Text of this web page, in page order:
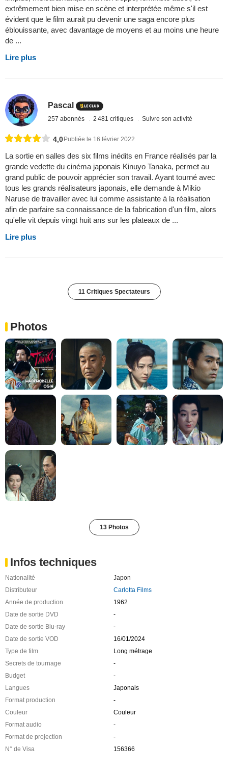
extrêmement bien mise en scène et interprétée même s'il est
évident que le film aurait pu devenir une saga encore plus
éblouissante, avec davantage de moyens et au moins une heure
de ...
Lire plus
Pascal
257 abonnés 2 481 critiques Suivre son activité
4,0 Publiée le 16 février 2022
La sortie en salles des six films inédits en France réalisés par la
grande vedette du cinéma japonais Kinuyo Tanaka, permet au
grand public de pouvoir apprécier son travail. Ayant tourné avec
tous les grands réalisateurs japonais, elle demande à Mikio
Naruse de travailler avec lui comme assistante à la réalisation
afin de parfaire sa connaissance de la fabrication d'un film, alors
qu'elle vit depuis vingt huit ans sur les plateaux de ...
Lire plus
11 Critiques Spectateurs
Photos
13 Photos
Infos techniques
Nationalité
Japon
Distributeur
Carlotta Films
Année de production
1962
Date de sortie DVD
-
Date de sortie Blu-ray
-
Date de sortie VOD
16/01/2024
Type de film
Long métrage
Secrets de tournage
-
Budget
-
Langues
Japonais
Format production
-
Couleur
Couleur
Format audio
-
Format de projection
-
N° de Visa
156366